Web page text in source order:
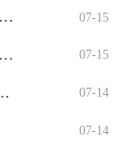
识：常见场景与选择要点，5 07-15
游戏玩家提升体验必看：系统设置、装备与操 07-15
5个实用方法获 07-14
07-14